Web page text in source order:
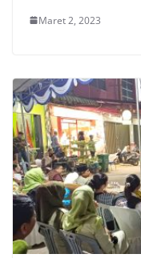
Maret 2, 2023